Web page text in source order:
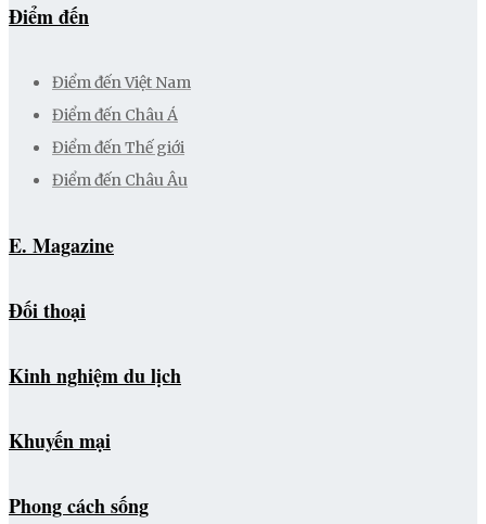
Điểm đến
Điểm đến Việt Nam
Điểm đến Châu Á
Điểm đến Thế giới
Điểm đến Châu Âu
E. Magazine
Đối thoại
Kinh nghiệm du lịch
Khuyến mại
Phong cách sống